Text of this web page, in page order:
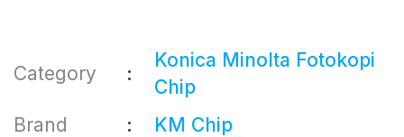
Category
Konica Minolta Fotokopi
Chip
Brand
KM Chip